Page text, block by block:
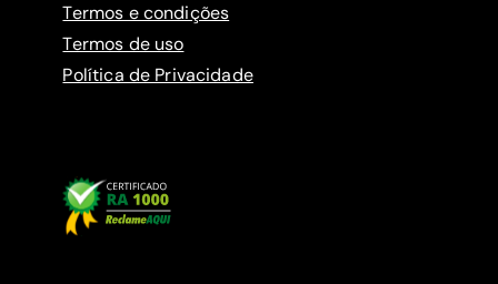
Termos e condições
Termos de uso
Política de Privacidade